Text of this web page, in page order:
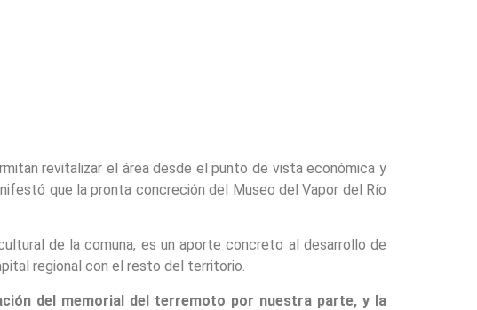
revitalizar el área desde el punto de vista económica y
que la pronta concreción del Museo del Vapor del Río
de la comuna, es un aporte concreto al desarrollo de
regional con el resto del territorio.
del memorial del terremoto por nuestra parte, y la